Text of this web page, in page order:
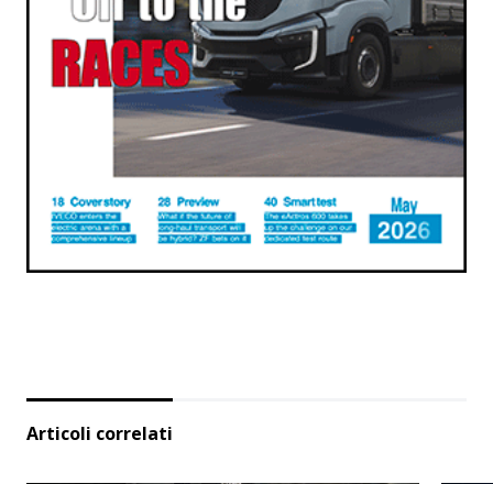
Articoli correlati